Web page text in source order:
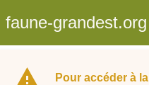
faune-grandest.org
Pour accéder à